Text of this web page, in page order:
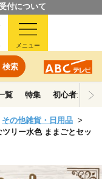
付について
検索
メニュー
覧 特集 初心者ガイド
その他雑貨・日用品
リー水色 ままごとセッ